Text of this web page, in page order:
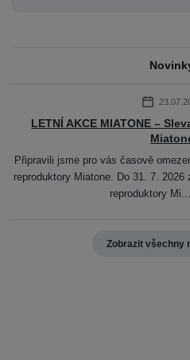
LETNÍ AKCE MIATONE –
Připravili jsme pro vás časově
reproduktory Miatone. Do 31. 7.
reproduktory
Zobrazit všechny